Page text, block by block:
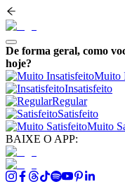
De forma geral, como
hoje?
Muito
Insatisfeito
Regular
Satisfeito
Muito
BAIXE O APP: